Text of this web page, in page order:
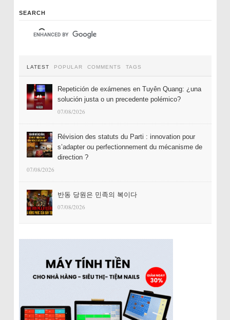
SEARCH
LATEST POPULAR COMMENTS TAGS
Repetición de exámenes en Tuyên Quang: ¿una
solución justa o un precedente polémico?
07/08/2026
Révision des statuts du Parti : innovation pour
s’adapter ou perfectionnement du mécanisme de
direction ?
07/08/2026
반동 당원은 민족의 복이다
07/08/2026